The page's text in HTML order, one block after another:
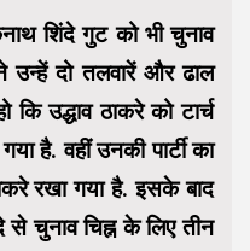
शिंदे गुट को भी चुनाव
उन्हें दो तलवारें और ढाल
कि उद्धाव ठाकरे को टार्च
है. वहीं उनकी पार्टी का
रखा गया है. इसके बाद
चुनाव चिह्न के लिए तीन